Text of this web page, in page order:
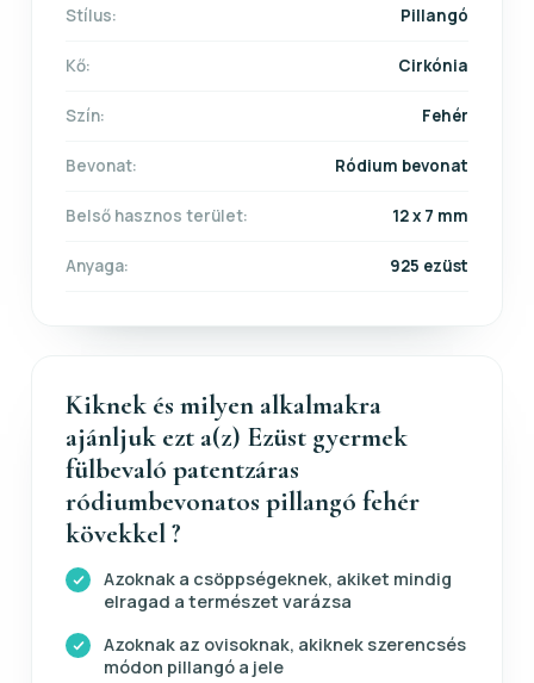
Stílus: Pillangó
Kő: Cirkónia
Szín: Fehér
Bevonat: Ródium bevonat
Belső hasznos terület: 12 x 7 mm
Anyaga: 925 ezüst
Kiknek és milyen alkalmakra
ajánljuk ezt a(z) Ezüst gyermek
fülbevaló patentzáras
ródiumbevonatos pillangó fehér
kövekkel ?
Azoknak a csöppségeknek, akiket mindig
elragad a természet varázsa
Azoknak az ovisoknak, akiknek szerencsés
módon pillangó a jele